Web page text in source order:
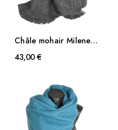
Châle mohair Milene
gris
43,00 €